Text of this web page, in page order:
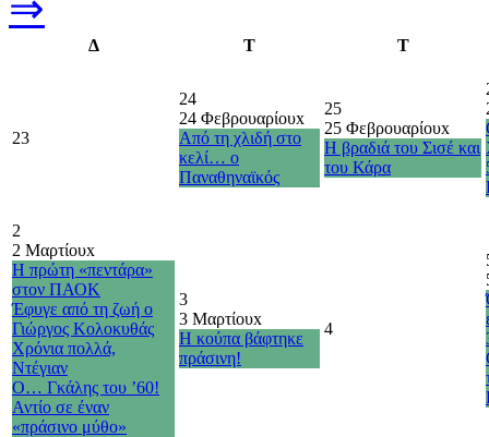
Δ Τ Τ
23
24
24 Φεβρουαρίουx
Από τη χλιδή στο
κελί… ο
Παναθηναϊκός
25
25 Φεβρουαρίουx
Η βραδιά του Σισέ και
του Κάρα
2
2 Μαρτίουx
H πρώτη «πεντάρα»
στον ΠΑΟΚ
Έφυγε από τη ζωή ο
Γιώργος Κολοκυθάς
Χρόνια πολλά,
Ντέγιαν
Ο… Γκάλης του ’60!
Αντίο σε έναν
«πράσινο μύθο»
3
3 Μαρτίουx
Η κούπα βάφτηκε
πράσινη!
4